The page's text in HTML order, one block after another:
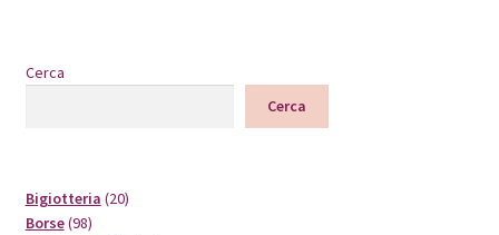
Cerca
Cerca
Bigiotteria 2020
Borse 9898